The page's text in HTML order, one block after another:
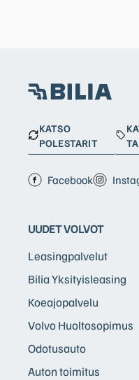
KATSO
POLESTARIT
Facebook
UUDET VOLVOT
Leasingpalvelut
Bilia Yksityisleasing
Koeajopalvelu
Volvo Huoltosopimus
Odotusauto
Auton toimitus